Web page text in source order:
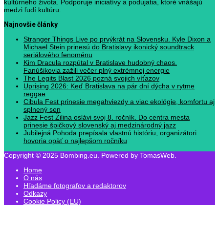
kultúrneho života. Podporuje iniciatívy a podujatia, ktoré vnášajú
medzi ľudí kultúru.
Najnovšie články
Stranger Things Live po prvýkrát na Slovensku. Kyle Dixon a
Michael Stein prinesú do Bratislavy ikonický soundtrack
seriálového fenoménu
Kim Dracula rozpútal v Bratislave hudobný chaos.
Fanúšikovia zažili večer plný extrémnej energie
The Legits Blast 2026 pozná svojich víťazov
Uprising 2026: Keď Bratislava na pár dní dýcha v rytme
reggae
Cibula Fest prinesie megahviezdy a viac ekológie, komfortu aj
splnený sen
Jazz Fest Žilina oslávi svoj 8. ročník. Do centra mesta
prinesie špičkový slovenský aj medzinárodný jazz
Jubilejná Pohoda prepísala vlastnú históriu, organizátori
hovoria opäť o najlepšom ročníku
Copyright © 2025 Bombing.eu. Powered by TomasWeb.
Home
O nás
Hľadáme fotografov a redaktorov
Odkazy
Cookie Policy (EU)